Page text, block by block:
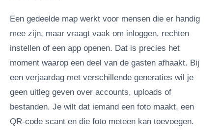
Een gedeelde map werkt voor mensen die er handig
mee zijn, maar vraagt vaak om inloggen, rechten
instellen of een app openen. Dat is precies het
moment waarop een deel van de gasten afhaakt. Bij
een verjaardag met verschillende generaties wil je
geen uitleg geven over accounts, uploads of
bestanden. Je wilt dat iemand een foto maakt, een
QR-code scant en die foto meteen kan toevoegen.